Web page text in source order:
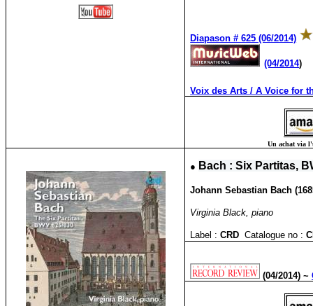
Diapason # 625 (06/2014)
(04/2014)
Voix des Arts / A Voice for
Un achat via
● Bach : Six Partitas,
Johann Sebastian Bach
Virginia Black, piano
Label : CRD Catalogue no :
(04/2014) ~